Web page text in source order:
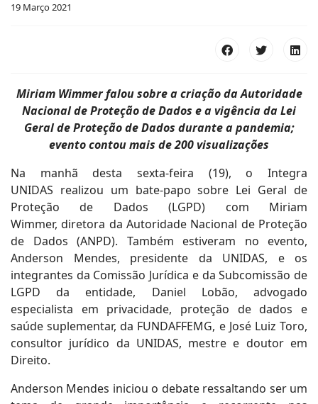
19 Março 2021
Miriam Wimmer falou sobre a criação da Autoridade
Nacional de Proteção de Dados e a vigência da Lei
Geral de Proteção de Dados durante a pandemia;
evento contou mais de 200 visualizações
Na manhã desta sexta-feira (19), o Integra
UNIDAS realizou um bate-papo sobre Lei Geral de
Proteção de Dados (LGPD) com Miriam
Wimmer, diretora da Autoridade Nacional de Proteção
de Dados (ANPD). Também estiveram no evento,
Anderson Mendes, presidente da UNIDAS, e os
integrantes da Comissão Jurídica e da Subcomissão de
LGPD da entidade, Daniel Lobão, advogado
especialista em privacidade, proteção de dados e
saúde suplementar, da FUNDAFFEMG, e José Luiz Toro,
consultor jurídico da UNIDAS, mestre e doutor em
Direito.
Anderson Mendes iniciou o debate ressaltando ser um